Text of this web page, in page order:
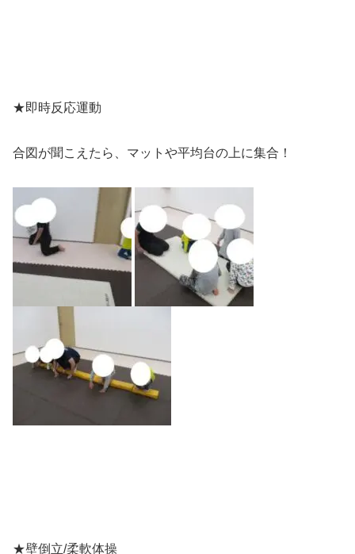
★即時反応運動
合図が聞こえたら、マットや平均台の上に集合！
★壁倒立/柔軟体操